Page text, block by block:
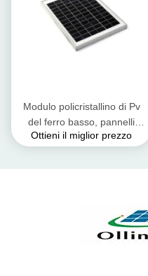
Modulo policristallino di Pv
del ferro basso, pannelli
solari industriali su misura
Ottieni il miglior prezzo